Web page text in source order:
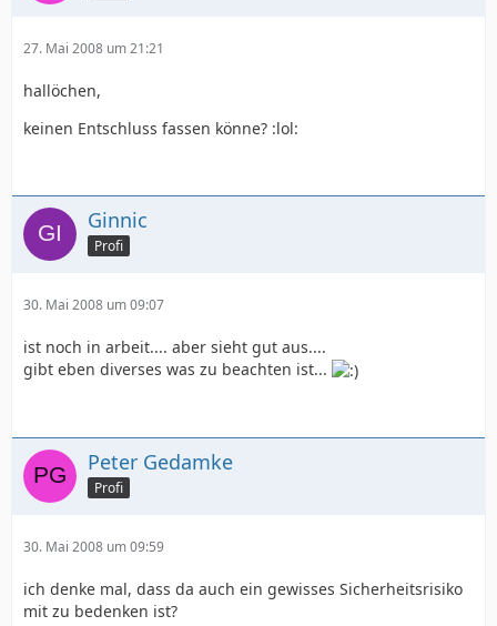
27. Mai 2008 um 21:21
hallöchen,
keinen Entschluss fassen könne? :lol:
Ginnic
Profi
30. Mai 2008 um 09:07
ist noch in arbeit.... aber sieht gut aus....
gibt eben diverses was zu beachten ist...
Peter Gedamke
Profi
30. Mai 2008 um 09:59
ich denke mal, dass da auch ein gewisses Sicherheitsrisiko
mit zu bedenken ist?